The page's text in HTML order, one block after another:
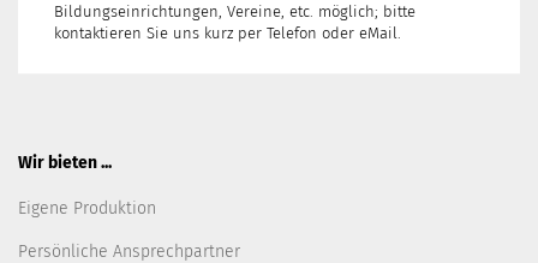
Bildungseinrichtungen, Vereine, etc. möglich; bitte
kontaktieren Sie uns kurz per Telefon oder eMail.
Wir bieten ...
Eigene Produktion
Persönliche Ansprechpartner